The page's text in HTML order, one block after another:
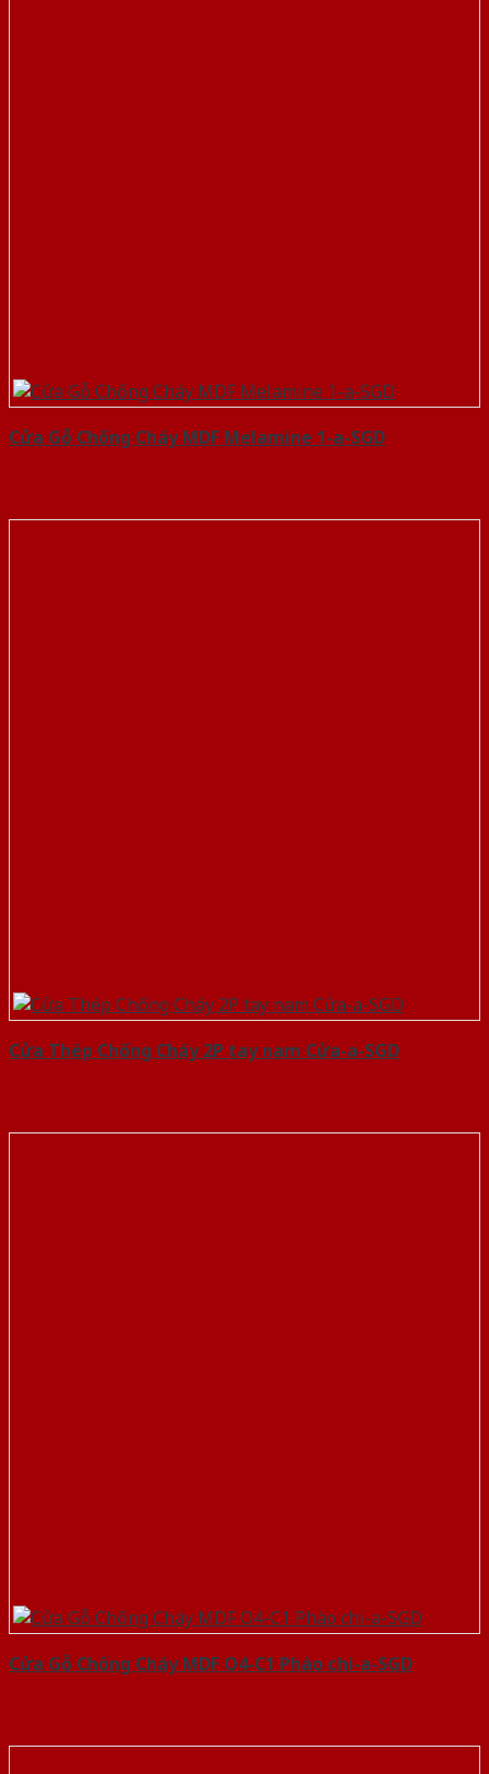
Cửa Gỗ Chống Cháy MDF Melamine 1-a-SGD
Cửa Thép Chống Cháy 2P tay nam Cửa-a-SGD
Cửa Gỗ Chống Cháy MDF O4-C1 Phào chi-a-SGD